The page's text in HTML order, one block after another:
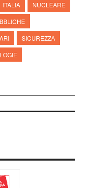
ITALIA
NUCLEARE
SICUREZZA